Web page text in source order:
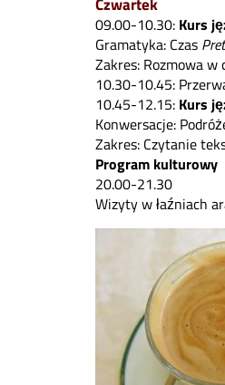
Czwartek
09.00-10.30: Kurs
Gramatyka: Czas
Zakres: Rozmowa w
10.30-10.45:
10.45-12.15: Kurs
Konwersacje:
Zakres: Czytanie
Program kulturowy
20.00-21.30
Wizyty w łaźniach